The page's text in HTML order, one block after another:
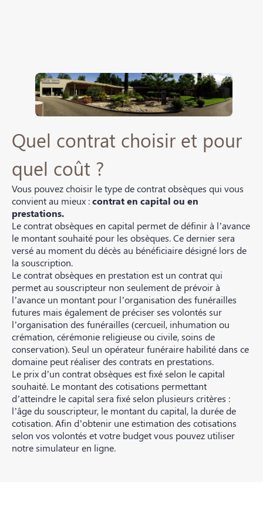
Quel contrat choisir et pour
quel coût ?
Vous pouvez choisir le type de contrat obsèques qui vous
convient au mieux :contrat en capital ou en
prestations.
Le contrat obsèques en capital permet de définir à l’avance
le montant souhaité pour les obsèques. Ce dernier sera
versé au moment du décès au bénéficiaire désigné lors de
la souscription.
Le contrat obsèques en prestation est un contrat qui
permet au souscripteur non seulement de prévoir à
l’avance un montant pour l’organisation des funérailles
futures mais également de préciser ses volontés sur
l’organisation des funérailles (cercueil, inhumation ou
crémation, cérémonie religieuse ou civile, soins de
conservation). Seul un opérateur funéraire habilité dans ce
domaine peut réaliser des contrats en prestations.
Le prix d’un contrat obsèques est fixé selon le capital
souhaité. Le montant des cotisations permettant
d’atteindre le capital sera fixé selon plusieurs critères :
l’âge du souscripteur, le montant du capital, la durée de
cotisation. Afin d’obtenir une estimation des cotisations
selon vos volontés et votre budget vous pouvez utiliser
notre simulateur en ligne.